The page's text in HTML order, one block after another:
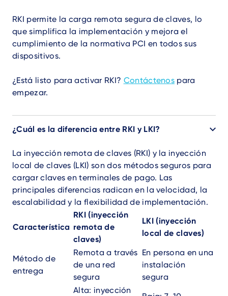
RKI permite la carga remota segura de claves, lo
que simplifica la implementación y mejora el
cumplimiento de la normativa PCI en todos sus
dispositivos.
¿Está listo para activar RKI? Contáctenos para
empezar.
¿Cuál es la diferencia entre RKI y LKI?
La inyección remota de claves (RKI) y la inyección
local de claves (LKI) son dos métodos seguros para
cargar claves en terminales de pago. Las
principales diferencias radican en la velocidad, la
escalabilidad y la flexibilidad de implementación.
Característica
RKI (inyección
remota de
claves)
LKI (inyección
local de claves)
Método de
entrega
Remota a través
de una red
segura
En persona en una
instalación
segura
Alta: inyección